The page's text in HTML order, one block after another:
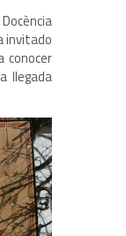
invitado
conocer
llegada